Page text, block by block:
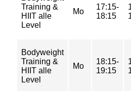
Training &
HIIT alle
Level
Mo
17:15-
18:15
Bodyweight
Training &
HIIT alle
Level
Mo
18:15-
19:15